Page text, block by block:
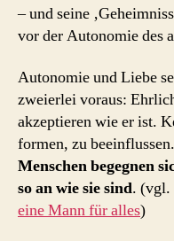
– und seine
vor der Autonomie des
Autonomie und Liebe
zweierlei voraus:
akzeptieren wie er ist.
formen, zu
Menschen begegnen
so an wie sie sind. (vgl.
eine Mann für alles)